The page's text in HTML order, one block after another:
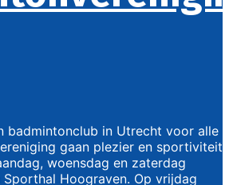
badmintonclub in Utrecht voor alle
gaan plezier en sportiviteit
woensdag en zaterdag
Hoograven. Op vrijdag